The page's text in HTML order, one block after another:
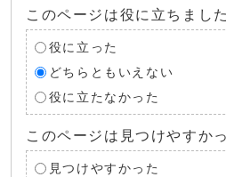
このページは役に立ちまし
役に立った
どちらともいえない
役に立たなかった
このページは見つけやすか
見つけやすかった